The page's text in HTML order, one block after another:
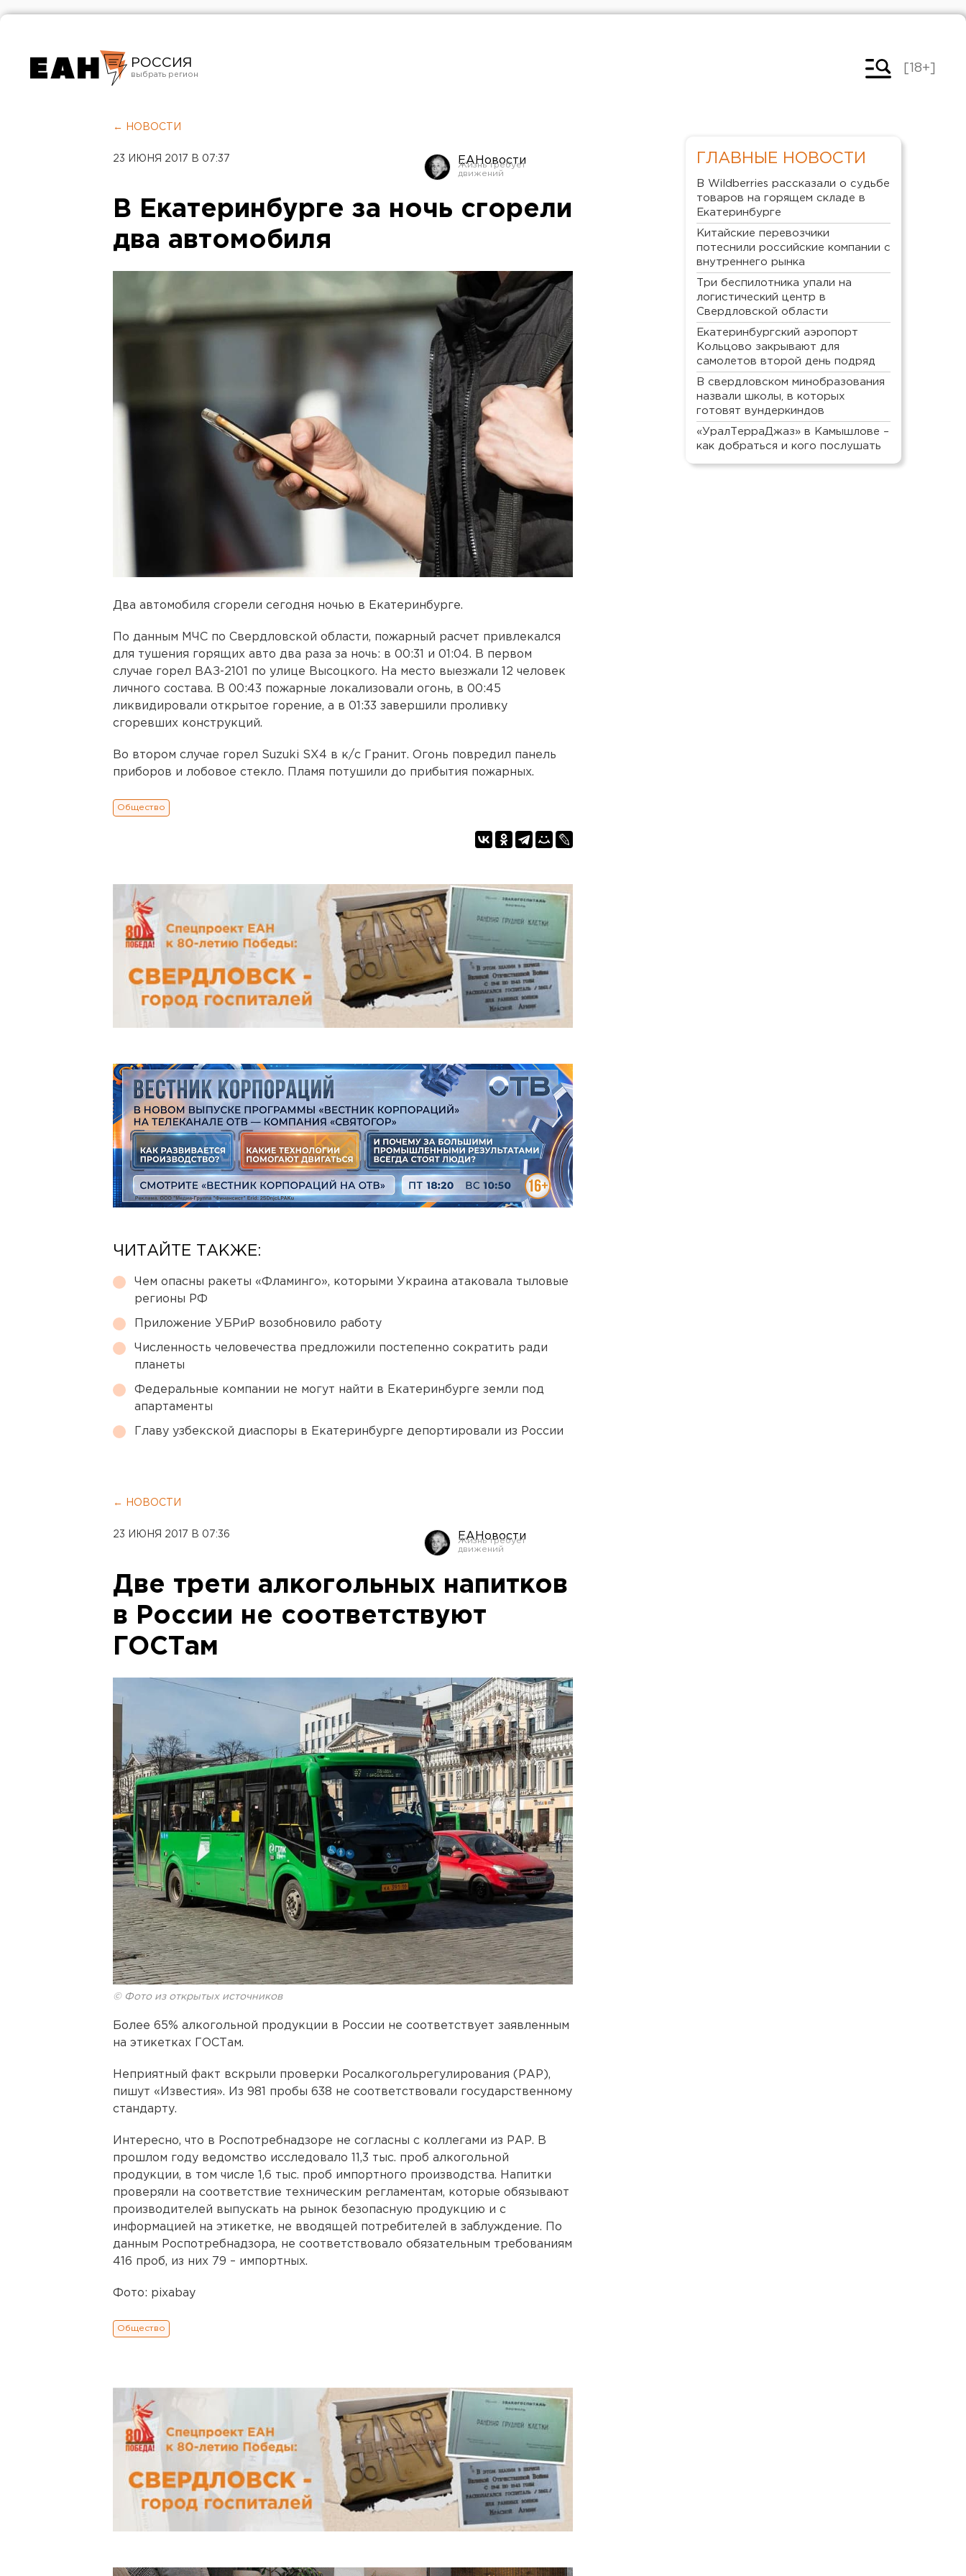
РОССИЯ
Челябинск
[18+]
← НОВОСТИ
23 ИЮНЯ 2017 В 07:37 ЕАНовости
В Екатеринбурге за ночь сгорели
два автомобиля
Два автомобиля сгорели сегодня ночью в Екатеринбурге.
По данным МЧС по Свердловской области, пожарный расчет привлекался
для тушения горящих авто два раза за ночь: в 00:31 и 01:04. В первом
случае горел ВАЗ-2101 по улице Высоцкого. На место выезжали 12 человек
личного состава. В 00:43 пожарные локализовали огонь, в 00:45
ликвидировали открытое горение, а в 01:33 завершили проливку
сгоревших конструкций.
Во втором случае горел Suzuki SX4 в к/с Гранит. Огонь повредил панель
приборов и лобовое стекло. Пламя потушили до прибытия пожарных.
Общество
ЧИТАЙТЕ ТАКЖЕ:
Чем опасны ракеты «Фламинго», которыми Украина атаковала тыловые
регионы РФ
Приложение УБРиР возобновило работу
Численность человечества предложили постепенно сократить ради
планеты
Федеральные компании не могут найти в Екатеринбурге земли под
апартаменты
Главу узбекской диаспоры в Екатеринбурге депортировали из России
← НОВОСТИ
23 ИЮНЯ 2017 В 07:36 ЕАНовости
Две трети алкогольных напитков
в России не соответствуют
ГОСТам
© Фото из открытых источников
Более 65% алкогольной продукции в России не соответствует заявленным
на этикетках ГОСТам.
Неприятный факт вскрыли проверки Росалкогольрегулирования (РАР),
пишут «Известия». Из 981 пробы 638 не соответствовали государственному
стандарту.
Интересно, что в Роспотребнадзоре не согласны с коллегами из РАР. В
прошлом году ведомство исследовало 11,3 тыс. проб алкогольной
продукции, в том числе 1,6 тыс. проб импортного производства. Напитки
проверяли на соответствие техническим регламентам, которые обязывают
производителей выпускать на рынок безопасную продукцию и с
информацией на этикетке, не вводящей потребителей в заблуждение. По
данным Роспотребнадзора, не соответствовало обязательным требованиям
416 проб, из них 79 – импортных.
Фото: pixabay
Общество
ГЛАВНЫЕ НОВОСТИ
В Wildberries рассказали о судьбе
товаров на горящем складе в
Екатеринбурге
Китайские перевозчики
потеснили российские компании с
внутреннего рынка
Три беспилотника упали на
логистический центр в
Свердловской области
Екатеринбургский аэропорт
Кольцово закрывают для
самолетов второй день подряд
В свердловском минобразования
назвали школы, в которых
готовят вундеркиндов
«УралТерраДжаз» в Камышлове –
как добраться и кого послушать